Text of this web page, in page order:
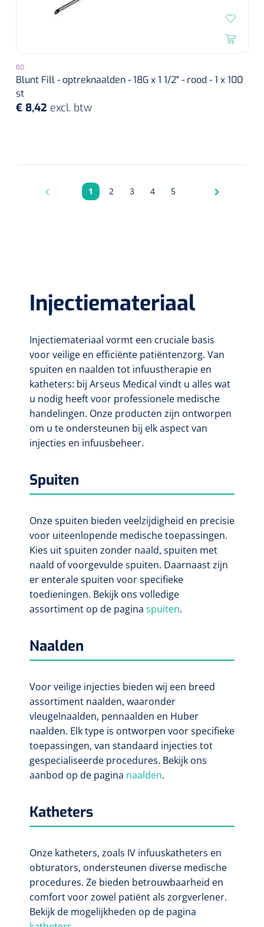
BD
Blunt Fill - optreknaalden - 18G x 1 1/2" - rood - 1 x 100
st
€ 8,42 excl. btw
Pagina
1 Pagina
2 Pagina
3 Pagina
4 Pagina
5
Injectiemateriaal
Injectiemateriaal vormt een cruciale basis
voor veilige en efficiënte patiëntenzorg. Van
spuiten en naalden tot infuustherapie en
katheters: bij Arseus Medical vindt u alles wat
u nodig heeft voor professionele medische
handelingen. Onze producten zijn ontworpen
om u te ondersteunen bij elk aspect van
injecties en infuusbeheer.
Spuiten
Onze spuiten bieden veelzijdigheid en precisie
voor uiteenlopende medische toepassingen.
Kies uit spuiten zonder naald, spuiten met
naald of voorgevulde spuiten. Daarnaast zijn
er enterale spuiten voor specifieke
toedieningen. Bekijk ons volledige
assortiment op de pagina spuiten.
Naalden
Voor veilige injecties bieden wij een breed
assortiment naalden, waaronder
vleugelnaalden, pennaalden en Huber
naalden. Elk type is ontworpen voor specifieke
toepassingen, van standaard injecties tot
gespecialiseerde procedures. Bekijk ons
aanbod op de pagina naalden.
Katheters
Onze katheters, zoals IV infuuskatheters en
obturators, ondersteunen diverse medische
procedures. Ze bieden betrouwbaarheid en
comfort voor zowel patiënt als zorgverlener.
Bekijk de mogelijkheden op de pagina